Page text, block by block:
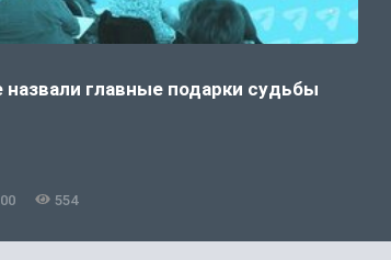
назвали главные подарки судьбы
554